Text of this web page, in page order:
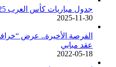
جدول مباريات كأس العرب 2025 والقنوات الناقلة المفتوحة
2025-11-30
الفرصة الأخيرة.. عرض
عقد مبابي
2022-05-18